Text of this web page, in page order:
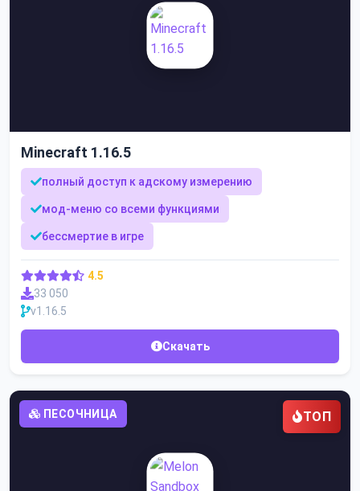
Minecraft 1.16.5
полный доступ к адскому измерению
мод-меню со всеми функциями
бессмертие в игре
4.5
33 050
v1.16.5
Скачать
ПЕСОЧНИЦА ТОП